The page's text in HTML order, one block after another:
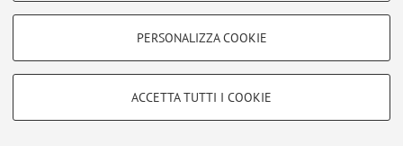
COOKIE TECNICI - NECESSARI
Si tratta di cookie tecnici utilizzati, a titolo esemplificativo, per il corretto
PERSONALIZZA COOKIE
ACCETTA TUTTI I COOKIE